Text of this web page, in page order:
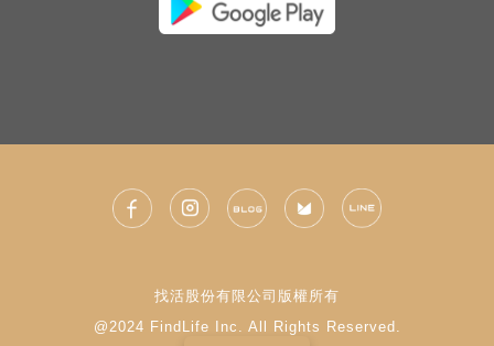
找活股份有限公司版權所有
@2024 FindLife Inc. All Rights Reserved.